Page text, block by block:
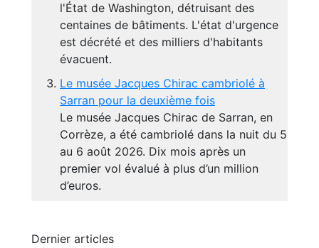
l'État de Washington, détruisant des
centaines de bâtiments. L'état d'urgence
est décrété et des milliers d'habitants
évacuent.
Le musée Jacques Chirac cambriolé à
Sarran pour la deuxième fois
Le musée Jacques Chirac de Sarran, en
Corrèze, a été cambriolé dans la nuit du 5
au 6 août 2026. Dix mois après un
premier vol évalué à plus d’un million
d’euros.
Dernier articles